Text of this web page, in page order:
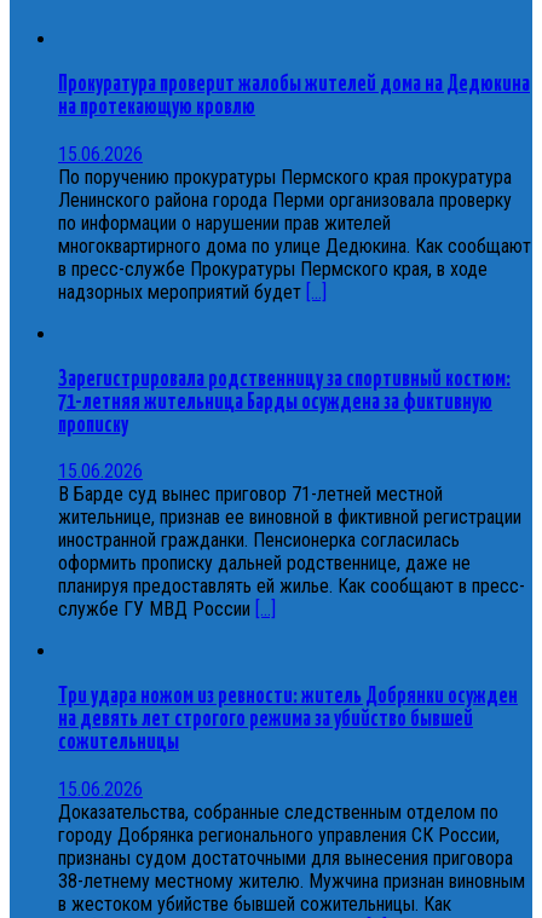
Прокуратура проверит жалобы жителей дома на Дедюкина
на протекающую кровлю
15.06.2026
По поручению прокуратуры Пермского края прокуратура
Ленинского района города Перми организовала проверку
по информации о нарушении прав жителей
многоквартирного дома по улице Дедюкина. Как сообщают
в пресс-службе Прокуратуры Пермского края, в ходе
надзорных мероприятий будет [...]
Зарегистрировала родственницу за спортивный костюм:
71-летняя жительница Барды осуждена за фиктивную
прописку
15.06.2026
В Барде суд вынес приговор 71-летней местной
жительнице, признав ее виновной в фиктивной регистрации
иностранной гражданки. Пенсионерка согласилась
оформить прописку дальней родственнице, даже не
планируя предоставлять ей жилье. Как сообщают в пресс-
службе ГУ МВД России [...]
Три удара ножом из ревности: житель Добрянки осужден
на девять лет строгого режима за убийство бывшей
сожительницы
15.06.2026
Доказательства, собранные следственным отделом по
городу Добрянка регионального управления СК России,
признаны судом достаточными для вынесения приговора
38-летнему местному жителю. Мужчина признан виновным
в жестоком убийстве бывшей сожительницы. Как